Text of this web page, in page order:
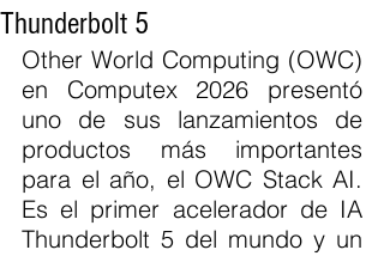
Thunderbolt 5
Other World Computing (OWC)
en Computex 2026 presentó
uno de sus lanzamientos de
productos más importantes
para el año, el OWC Stack AI.
Es el primer acelerador de IA
Thunderbolt 5 del mundo y un